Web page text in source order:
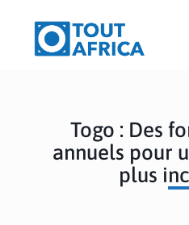
Togo : Des
annuels pour
plus